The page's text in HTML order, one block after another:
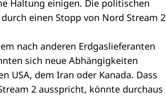
Haltung einigen. Die politischen
einen Stopp von Nord Stream 2
nach anderen Erdgaslieferanten
sich neue Abhängigkeiten
USA, dem Iran oder Kanada. Dass
2 ausspricht, könnte durchaus